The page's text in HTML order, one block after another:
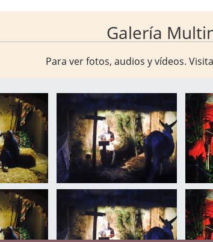
Galería
Para ver fotos, audios y vídeos.